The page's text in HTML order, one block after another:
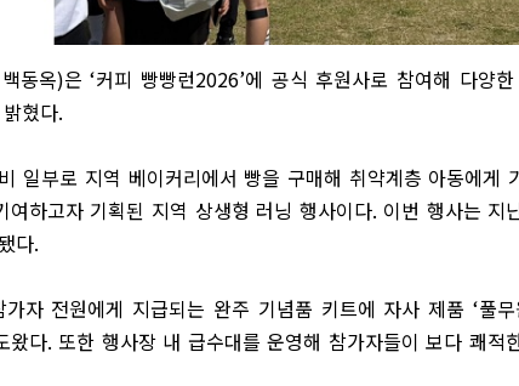
동옥)은‘커피 빵빵런2026’에 공식 후원사로 참여해 다양
혔다.
일부로 지역 베이커리에서 빵을 구매해 취약계층 아동에게
여하고자 기획된 지역 상생형 러닝 행사이다. 이번 행사는 지
다.
자 전원에게 지급되는 완주 기념품 키트에 자사 제품 ‘풀
왔다. 또한 행사장 내 급수대를 운영해 참가자들이 보다 쾌